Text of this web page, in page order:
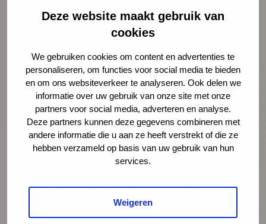
Deze website maakt gebruik van
cookies
We gebruiken cookies om content en advertenties te
personaliseren, om functies voor social media te bieden
en om ons websiteverkeer te analyseren. Ook delen we
informatie over uw gebruik van onze site met onze
partners voor social media, adverteren en analyse.
Deze partners kunnen deze gegevens combineren met
andere informatie die u aan ze heeft verstrekt of die ze
hebben verzameld op basis van uw gebruik van hun
services.
Weigeren
Nieuws 21 juli 2026
Vernieuwing JGZ-richtlijnen 2023–
2026: 8 nieuwe en herziene
richtlijnen gepubliceerd
Na de publicatie van de herziene JGZ-
richtlijn Kindermishandeling en de nieuwe
JGZ-richtlijn Mondzorg in juli 2025 zijn nog